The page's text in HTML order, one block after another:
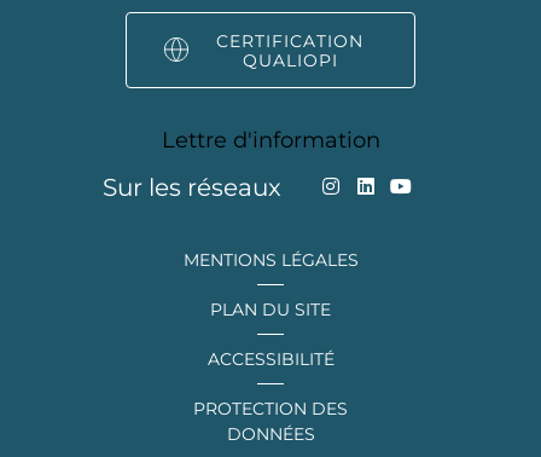
CERTIFICATION
QUALIOPI
Lettre d'information
Sur les réseaux
MENTIONS LÉGALES
PLAN DU SITE
ACCESSIBILITÉ
PROTECTION DES
DONNÉES